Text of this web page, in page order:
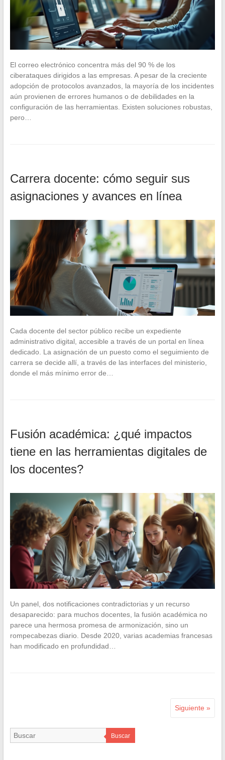
El correo electrónico concentra más del 90 % de los
ciberataques dirigidos a las empresas. A pesar de la creciente
adopción de protocolos avanzados, la mayoría de los incidentes
aún provienen de errores humanos o de debilidades en la
configuración de las herramientas. Existen soluciones robustas,
pero…
Carrera docente: cómo seguir sus
asignaciones y avances en línea
Cada docente del sector público recibe un expediente
administrativo digital, accesible a través de un portal en línea
dedicado. La asignación de un puesto como el seguimiento de
carrera se decide allí, a través de las interfaces del ministerio,
donde el más mínimo error de…
Fusión académica: ¿qué impactos
tiene en las herramientas digitales de
los docentes?
Un panel, dos notificaciones contradictorias y un recurso
desaparecido: para muchos docentes, la fusión académica no
parece una hermosa promesa de armonización, sino un
rompecabezas diario. Desde 2020, varias academias francesas
han modificado en profundidad…
Siguiente »
Buscar